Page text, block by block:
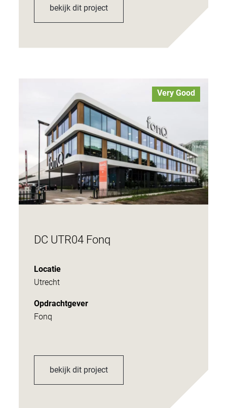
bekijk dit project
Very Good
DC UTR04 Fonq
Locatie
Utrecht
Opdrachtgever
Fonq
bekijk dit project